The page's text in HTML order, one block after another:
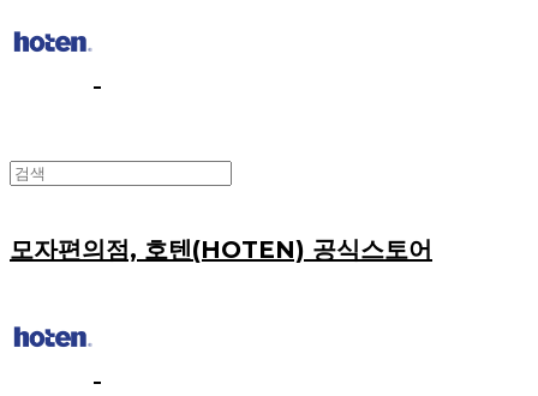
모자편의점, 호텐(HOTEN) 공식스토어